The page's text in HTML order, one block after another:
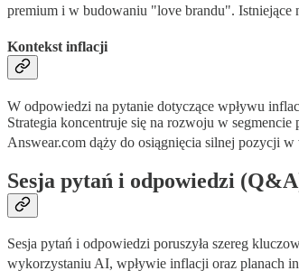
premium i w budowaniu "love brandu". Istniejące
Kontekst inflacji
W odpowiedzi na pytanie dotyczące wpływu
Strategia koncentruje się na rozwoju w
Answear.com dąży do osiągnięcia silnej pozycji
Sesja pytań i odpowiedzi
Sesja pytań i odpowiedzi poruszyła szereg
wykorzystaniu AI, wpływie inflacji oraz planach